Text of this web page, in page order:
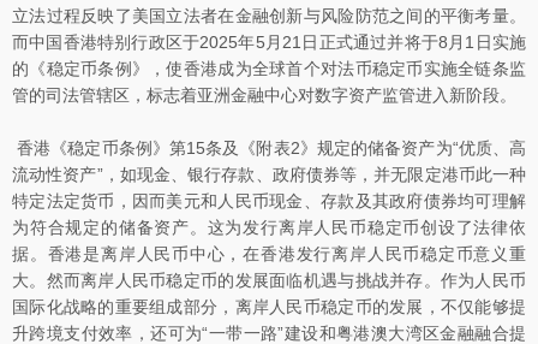
立法过程反映了美国立法者在金融创新与风险防范之间的平衡考量。
而中国香港特别行政区于2025年5月21日正式通过并将于8月1日实施
的《稳定币条例》，使香港成为全球首个对法币稳定币实施全链条监
管的司法管辖区，标志着亚洲金融中心对数字资产监管进入新阶段。
香港《稳定币条例》第15条及《附表2》规定的储备资产为“优质、高
流动性资产”，如现金、银行存款、政府债券等，并无限定港币此一种
特定法定货币，因而美元和人民币现金、存款及其政府债券均可理解
为符合规定的储备资产。这为发行离岸人民币稳定币创设了法律依
据。香港是离岸人民币中心，在香港发行离岸人民币稳定币意义重
大。然而离岸人民币稳定币的发展面临机遇与挑战并存。作为人民币
国际化战略的重要组成部分，离岸人民币稳定币的发展，不仅能够提
升跨境支付效率，还可为“一带一路”建设和粤港澳大湾区金融融合提